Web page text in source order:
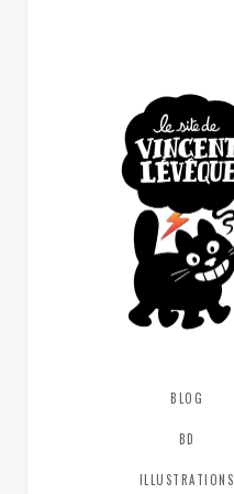
BLOG
BD
ILLUSTRATIONS